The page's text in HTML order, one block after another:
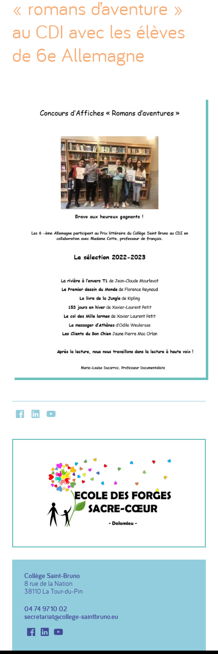
« romans d’aventure »
au CDI avec les élèves
de 6e Allemagne
FacebookLinkedInYoutube
Collège Saint-Bruno
8 rue de la Nation
38110 La Tour-du-Pin
04 74 97 10 02
secretariat@college-saintbruno.eu
FacebookLinkedIn